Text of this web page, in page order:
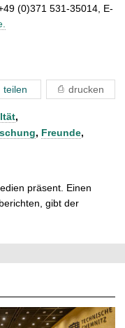
(0)371 531-35014, E-
teilen drucken
,
, Freunde,
präsent. Einen
gibt der